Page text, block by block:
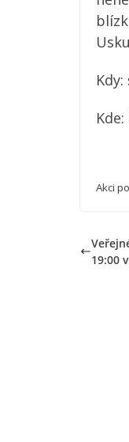
Kdy:
Kde:
Akci
19:00